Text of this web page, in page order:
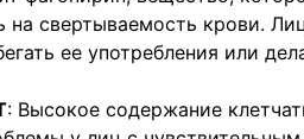
на свертываемость крови.
ее употребления или
: Высокое содержание